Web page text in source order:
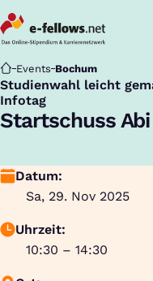
Startseite
Events Bochum
Studienwahl leicht
Infotag
:
Startschuss
Datum:
Sa, 29. Nov 2025
Uhrzeit:
10:30 – 14:30